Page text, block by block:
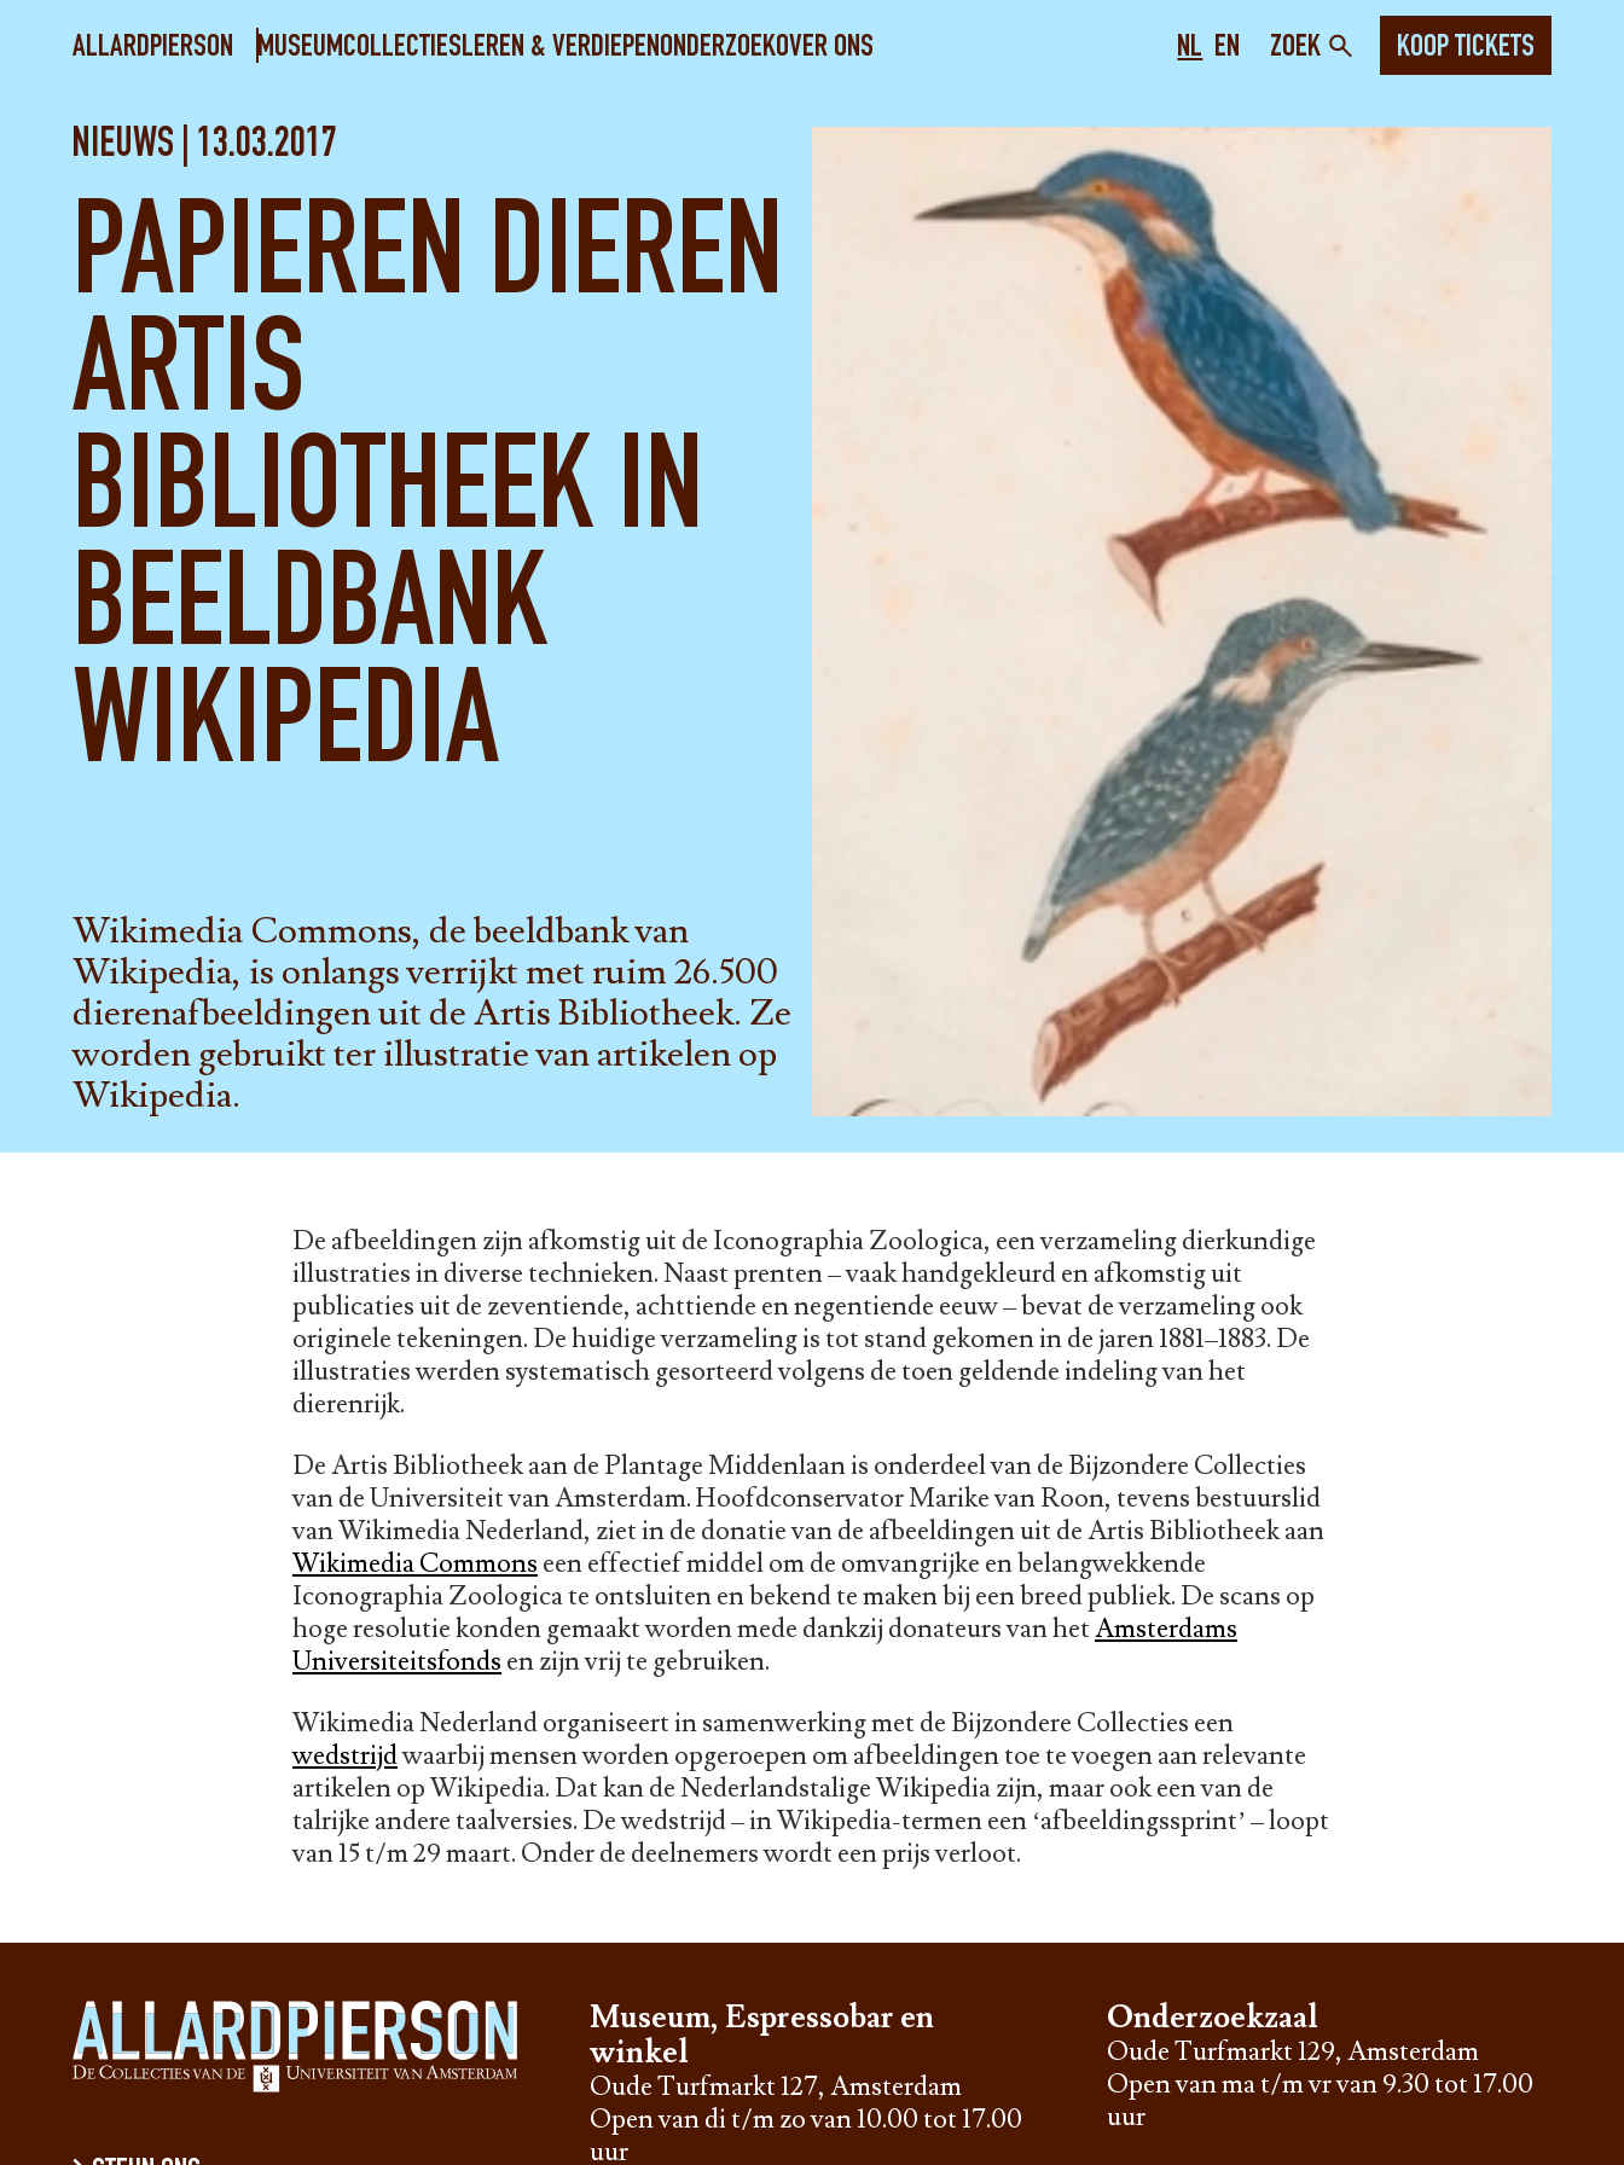
ALLARDPIERSON MUSEUMCOLLECTIESLEREN & VERDIEPENONDERZOEKOVER ONS NL EN ZOEK KOOP TICKETS
NIEUWS | 13.03.2017
PAPIEREN DIEREN
ARTIS
BIBLIOTHEEK IN
BEELDBANK
WIKIPEDIA
Wikimedia Commons, de beeldbank van
Wikipedia, is onlangs verrijkt met ruim 26.500
dierenafbeeldingen uit de Artis Bibliotheek. Ze
worden gebruikt ter illustratie van artikelen op
Wikipedia.
De afbeeldingen zijn afkomstig uit de Iconographia Zoologica, een verzameling dierkundige
illustraties in diverse technieken. Naast prenten – vaak handgekleurd en afkomstig uit
publicaties uit de zeventiende, achttiende en negentiende eeuw – bevat de verzameling ook
originele tekeningen. De huidige verzameling is tot stand gekomen in de jaren 1881–1883. De
illustraties werden systematisch gesorteerd volgens de toen geldende indeling van het
dierenrijk.
De Artis Bibliotheek aan de Plantage Middenlaan is onderdeel van de Bijzondere Collecties
van de Universiteit van Amsterdam. Hoofdconservator Marike van Roon, tevens bestuurslid
van Wikimedia Nederland, ziet in de donatie van de afbeeldingen uit de Artis Bibliotheek aan
Wikimedia Commons een effectief middel om de omvangrijke en belangwekkende
Iconographia Zoologica te ontsluiten en bekend te maken bij een breed publiek. De scans op
hoge resolutie konden gemaakt worden mede dankzij donateurs van hetAmsterdams
Universiteitsfonds en zijn vrij te gebruiken.
Wikimedia Nederland organiseert in samenwerking met de Bijzondere Collecties een
wedstrijdwaarbij mensen worden opgeroepen om afbeeldingen toe te voegen aan relevante
artikelen op Wikipedia. Dat kan de Nederlandstalige Wikipedia zijn, maar ook een van de
talrijke andere taalversies. De wedstrijd – in Wikipedia-termen een ‘afbeeldingssprint’ – loopt
van 15 t/m 29 maart. Onder de deelnemers wordt een prijs verloot.
Museum, Espressobar en
winkel
Oude Turfmarkt 127, Amsterdam
Open van di t/m zo van 10.00 tot 17.00
uur
Onderzoekzaal
Oude Turfmarkt 129, Amsterdam
Open van ma t/m vr van 9.30 tot 17.00
uur